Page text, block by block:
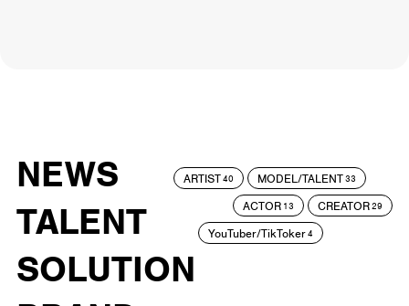
NEWS
TALENT
SOLUTION
ARTIST40 MODEL/TALENT33
ACTOR 13 CREATOR29
YouTuber/TikToker4